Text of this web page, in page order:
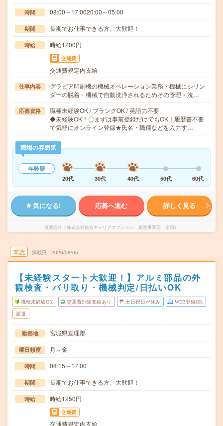
時間 08:00～17:0020:00～05:00
期間 長期でお仕事できる方、大歓迎！
時給 時給1200円
交通費
交通費規定内支給
仕事内容
グラビア印刷機の機械オペレーション業務・機械にシリン
ダーの脱着・機械で自動洗浄されるためその管理・洗…
応募資格
職種未経験OK / ブランクOK / 英語力不要
◆未経験OK！〇まずは事前登録だけでもOK！履歴書不要
で気軽にオンライン登録★氏名・職種などを入力す…
職場の雰囲気
年齢層
20代
30代 40代 50代 60代
気になる! 応募へ進む 詳しく見る
派遣会社 株式会社綜合キャリアオプション 製造事業部（全国）
未読 掲載日 2026/08/05
【未経験スタート大歓迎！】アルミ部品の外
観検査・バリ取り・機械判定/日払いOK
職種未経験OK 交通費別途支給あり 土日祝日が休み WEB登録OK
派遣
勤務地 宮城県亘理郡
曜日頻度 月～金
時間 08:15～17:00
期間 長期でお仕事できる方、大歓迎！
時給 時給1250円
交通費
交通費規定内支給